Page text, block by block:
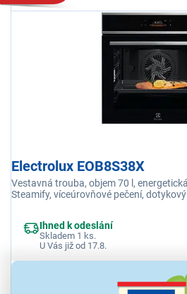
Electrolux EOB8S38X
Vestavná trouba, objem 70 l,
Steamify, víceúrovňové pečení,
Ihned k odeslání
Skladem 1 ks.
U Vás již od 17.8.